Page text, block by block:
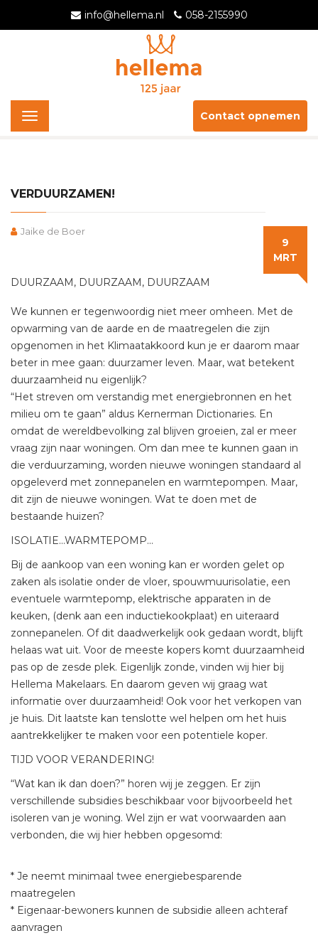
info@hellema.nl 058-2155990
Contact opnemen
Toggle
navigation
VERDUURZAMEN!
9
MRT
Jaike de Boer
DUURZAAM, DUURZAAM, DUURZAAM
We kunnen er tegenwoordig niet meer omheen. Met de
opwarming van de aarde en de maatregelen die zijn
opgenomen in het Klimaatakkoord kun je er daarom maar
beter in mee gaan: duurzamer leven. Maar, wat betekent
duurzaamheid nu eigenlijk?
“Het streven om verstandig met energiebronnen en het
milieu om te gaan” aldus Kernerman Dictionaries. En
omdat de wereldbevolking zal blijven groeien, zal er meer
vraag zijn naar woningen. Om dan mee te kunnen gaan in
die verduurzaming, worden nieuwe woningen standaard al
opgeleverd met zonnepanelen en warmtepompen. Maar,
dit zijn de nieuwe woningen. Wat te doen met de
bestaande huizen?
ISOLATIE...WARMTEPOMP...
Bij de aankoop van een woning kan er worden gelet op
zaken als isolatie onder de vloer, spouwmuurisolatie, een
eventuele warmtepomp, elektrische apparaten in de
keuken, (denk aan een inductiekookplaat) en uiteraard
zonnepanelen. Of dit daadwerkelijk ook gedaan wordt, blijft
helaas wat uit. Voor de meeste kopers komt duurzaamheid
pas op de zesde plek. Eigenlijk zonde, vinden wij hier bij
Hellema Makelaars. En daarom geven wij graag wat
informatie over duurzaamheid! Ook voor het verkopen van
je huis. Dit laatste kan tenslotte wel helpen om het huis
aantrekkelijker te maken voor een potentiele koper.
TIJD VOOR VERANDERING!
“Wat kan ik dan doen?” horen wij je zeggen. Er zijn
verschillende subsidies beschikbaar voor bijvoorbeeld het
isoleren van je woning. Wel zijn er wat voorwaarden aan
verbonden, die wij hier hebben opgesomd:
* Je neemt minimaal twee energiebesparende
maatregelen
* Eigenaar-bewoners kunnen de subsidie alleen achteraf
aanvragen